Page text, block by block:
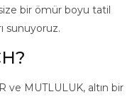
size bir ömür boyu tatil
sunuyoruz.
ve MUTLULUK, altın bir